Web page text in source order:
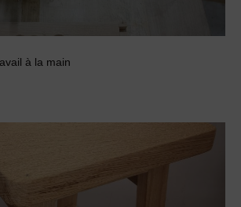
à la main